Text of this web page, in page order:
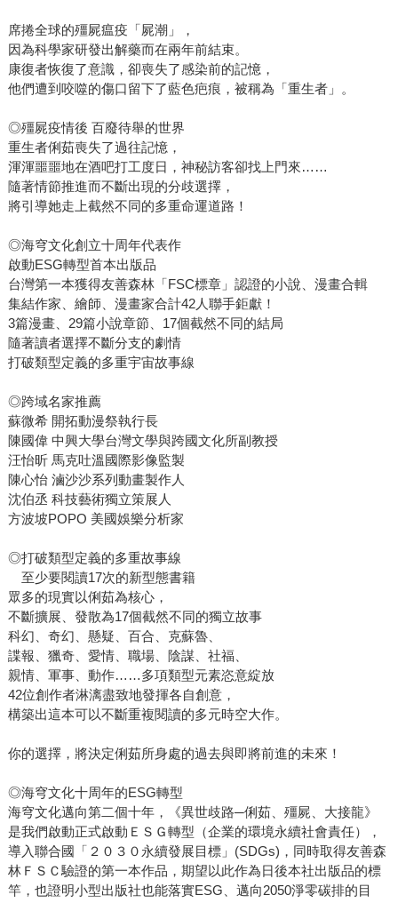
席捲全球的殭屍瘟疫「屍潮」，
因為科學家研發出解藥而在兩年前結束。
康復者恢復了意識，卻喪失了感染前的記憶，
他們遭到咬噬的傷口留下了藍色疤痕，被稱為「重生者」。
◎殭屍疫情後 百廢待舉的世界
重生者俐茹喪失了過往記憶，
渾渾噩噩地在酒吧打工度日，神秘訪客卻找上門來……
隨著情節推進而不斷出現的分歧選擇，
將引導她走上截然不同的多重命運道路！
◎海穹文化創立十周年代表作
啟動ESG轉型首本出版品
台灣第一本獲得友善森林「FSC標章」認證的小說、漫畫合輯
集結作家、繪師、漫畫家合計42人聯手鉅獻！
3篇漫畫、29篇小說章節、17個截然不同的結局
隨著讀者選擇不斷分支的劇情
打破類型定義的多重宇宙故事線
◎跨域名家推薦
蘇微希 開拓動漫祭執行長
陳國偉 中興大學台灣文學與跨國文化所副教授
汪怡昕 馬克吐溫國際影像監製
陳心怡 滷沙沙系列動畫製作人
沈伯丞 科技藝術獨立策展人
方波坡POPO 美國娛樂分析家
◎打破類型定義的多重故事線
至少要閱讀17次的新型態書籍
眾多的現實以俐茹為核心，
不斷擴展、發散為17個截然不同的獨立故事
科幻、奇幻、懸疑、百合、克蘇魯、
諜報、獵奇、愛情、職場、陰謀、社福、
親情、軍事、動作……多項類型元素恣意綻放
42位創作者淋漓盡致地發揮各自創意，
構築出這本可以不斷重複閱讀的多元時空大作。
你的選擇，將決定俐茹所身處的過去與即將前進的未來！
◎海穹文化十周年的ESG轉型
海穹文化邁向第二個十年，《異世歧路─俐茹、殭屍、大接龍》
是我們啟動正式啟動ＥＳＧ轉型（企業的環境永續社會責任），
導入聯合國「２０３０永續發展目標」(SDGs)，同時取得友善森
林ＦＳＣ驗證的第一本作品，期望以此作為日後本社出版品的標
竿，也證明小型出版社也能落實ESG、邁向2050淨零碳排的目